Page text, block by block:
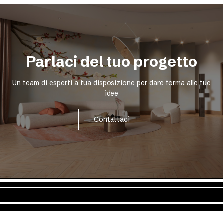
Parlaci del tuo progetto
Un team di esperti a tua disposizione per dare forma alle tue
idee
Contattaci